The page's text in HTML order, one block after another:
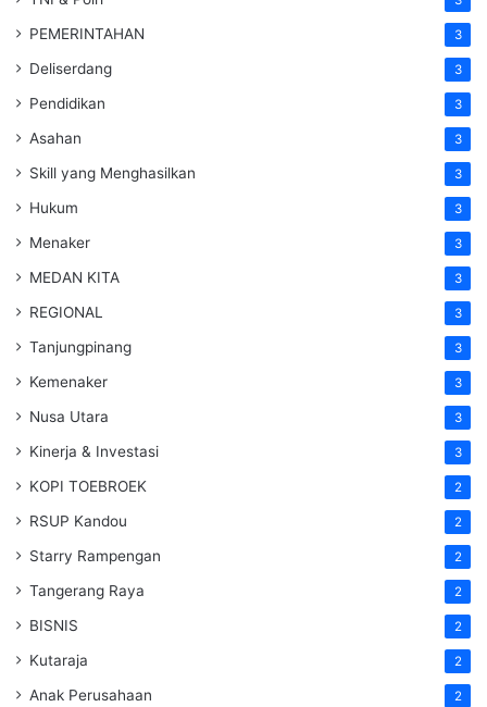
PEMERINTAHAN 3
Deliserdang 3
Pendidikan 3
Asahan 3
Skill yang Menghasilkan 3
Hukum 3
Menaker 3
MEDAN KITA 3
REGIONAL 3
Tanjungpinang 3
Kemenaker 3
Nusa Utara 3
Kinerja & Investasi 3
KOPI TOEBROEK 2
RSUP Kandou 2
Starry Rampengan 2
Tangerang Raya 2
BISNIS 2
Kutaraja 2
Anak Perusahaan 2